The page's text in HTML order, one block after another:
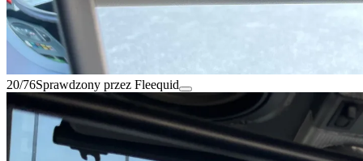
20/76Sprawdzony przez Fleequid